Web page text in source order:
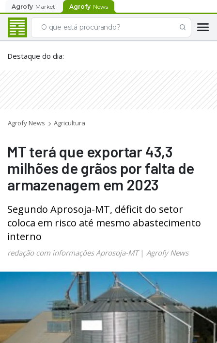
Agrofy Market Agrofy News
Destaque do dia:
Agrofy News Agricultura
MT terá que exportar 43,3
milhões de grãos por falta de
armazenagem em 2023
Segundo Aprosoja-MT, déficit do setor
coloca em risco até mesmo abastecimento
interno
redação com informações Aprosoja-MT| Agrofy News